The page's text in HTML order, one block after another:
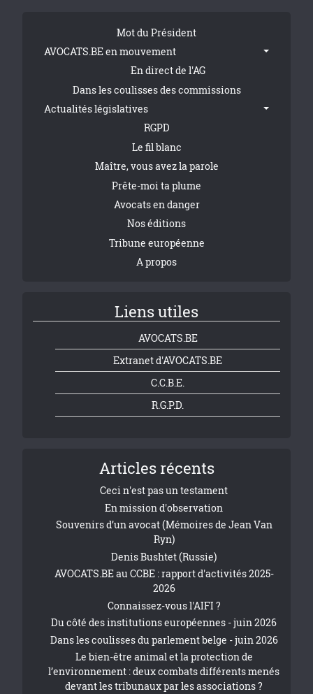
Tribune FooterMot du Président
AVOCATS.BE en mouvement
En direct de l'AG
Dans les coulisses des commissions
Actualités législatives
RGPD
Le fil blanc
Maître, vous avez la parole
Prête-moi ta plume
Avocats en danger
Nos éditions
Tribune européenne
A propos
Liens utiles
AVOCATS.BE
Extranet d'AVOCATS.BE
C.C.B.E.
R.G.P.D.
Articles récents
Ceci n'est pas un testament
En mission d'observation
Souvenirs d’un avocat (Mémoires de Jean Van
Ryn)
Denis Bushtet (Russie)
AVOCATS.BE au CCBE : rapport d'activités 2025-
2026
Connaissez-vous l'AIFI ?
Du côté des institutions européennes - juin 2026
Dans les coulisses du parlement belge - juin 2026
Le bien-être animal et la protection de
l’environnement : deux combats différents menés
devant les tribunaux par les associations ?